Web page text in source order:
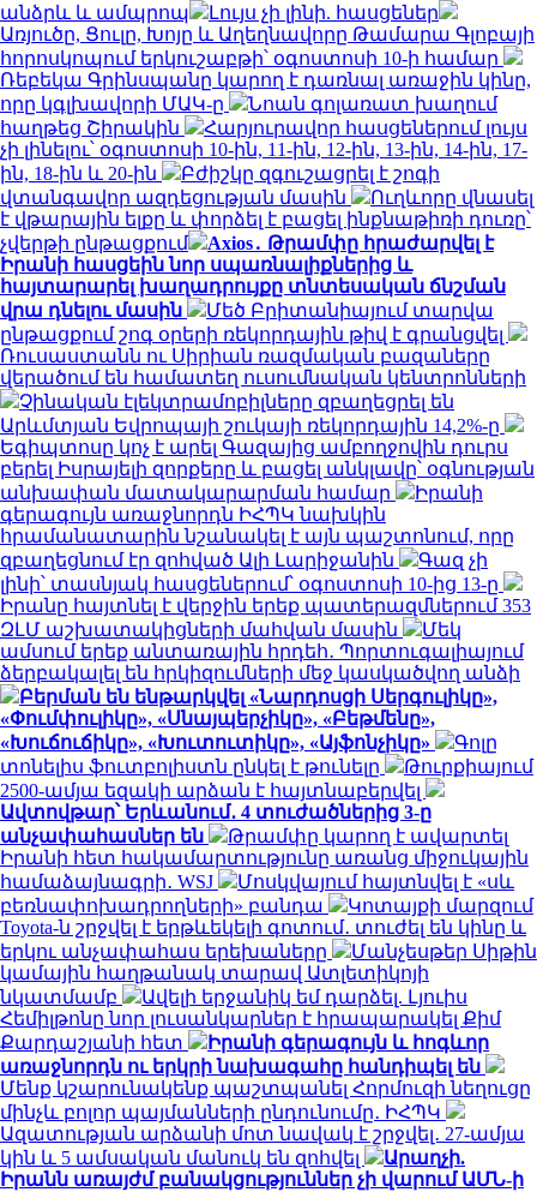
անձրև և ամպրոպ
Լույս չի լինի. հասցեներ
Առյուծը, Ցուլը, Խոյը և Աղեղնավորը Թամարա Գլոբայի
հորոսկոպում երկուշաբթի՝ օգոստոսի 10-ի համար
Ռեբեկա Գրինսպանը կարող է դառնալ առաջին կինը,
որը կգլխավորի ՄԱԿ-ը
Նոան գոլառատ խաղում
հաղթեց Շիրակին
Հարյուրավոր հասցեներում լույս
չի լինելու՝ օգոստոսի 10-ին, 11-ին, 12-ին, 13-ին, 14-ին, 17-
ին, 18-ին և 20-ին
Բժիշկը զգուշացրել է շոգի
վտանգավոր ազդեցության մասին
Ուղևորը վնասել
է վթարային ելքը և փորձել է բացել ինքնաթիռի դուռը՝
չվերթի ընթացքում
Axios․ Թրամփը հրաժարվել է
Իրանի հասցեին նոր սպառնալիքներից և
հայտարարել խաղադրույքը տնտեսական ճնշման
վրա դնելու մասին
Մեծ Բրիտանիայում տարվա
ընթացքում շոգ օրերի ռեկորդային թիվ է գրանցվել
Ռուսաստանն ու Սիրիան ռազմական բազաները
վերածում են համատեղ ուսումնական կենտրոնների
Չինական էլեկտրամոբիլները զբաղեցրել են
Արևմտյան Եվրոպայի շուկայի ռեկորդային 14,2%-ը
Եգիպտոսը կոչ է արել Գազայից ամբողջովին դուրս
բերել Իսրայելի զորքերը և բացել անկլավը՝ օգնության
անխափան մատակարարման համար
Իրանի
գերագույն առաջնորդն ԻՀՊԿ նախկին
հրամանատարին նշանակել է այն պաշտոնում, որը
զբաղեցնում էր զոհված Ալի Լարիջանին
Գազ չի
լինի՝ տասնյակ հասցեներում՝ օգոստոսի 10-ից 13-ը
Իրանը հայտնել է վերջին երեք պատերազմներում 353
ԶԼՄ աշխատակիցների մահվան մասին
Մեկ
ամսում երեք անտառային հրդեհ․ Պորտուգալիայում
ձերբակալել են հրկիզումների մեջ կասկածվող անձի
Բերման են ենթարկվել «Նարդոսցի Սերգուլիկը»,
«Փումփուլիկը», «Սնայպերչիկը», «Բեթմենը»,
«Խուճուճիկը», «Խուտուտիկը», «Այֆոնչիկը»
Գոլը
տոնելիս ֆուտբոլիստն ընկել է թունելը
Թուրքիայում
2500-ամյա եզակի արձան է հայտնաբերվել
Ավտովթար՝ Երևանում․ 4 տուժածներից 3-ը
անչափահասներ են
Թրամփը կարող է ավարտել
Իրանի հետ հակամարտությունը առանց միջուկային
համաձայնագրի․ WSJ
Մոսկվայում հայտնվել է «սև
բեռնափոխադրողների» բանդա
Կոտայքի մարզում
Toyota-ն շրջվել է երթևեկելի գոտում․ տուժել են կինը և
երկու անչափահաս երեխաները
Մանչեսթեր Սիթին
կամային հաղթանակ տարավ Ատլետիկոյի
նկատմամբ
Ավելի երջանիկ եմ դարձել. Լյուիս
Հեմիլթոնը նոր լուսանկարներ է հրապարակել Քիմ
Քարդաշյանի հետ
Իրանի գերագույն և հոգևոր
առաջնորդն ու երկրի նախագահը հանդիպել են
Մենք կշարունակենք պաշտպանել Հորմուզի նեղուցը
մինչև բոլոր պայմանների ընդունումը․ ԻՀՊԿ
Ազատության արձանի մոտ նավակ է շրջվել․ 27-ամյա
կին և 5 ամսական մանուկ են զոհվել
Արաղչի.
Իրանն առայժմ բանակցություններ չի վարում ԱՄՆ-ի